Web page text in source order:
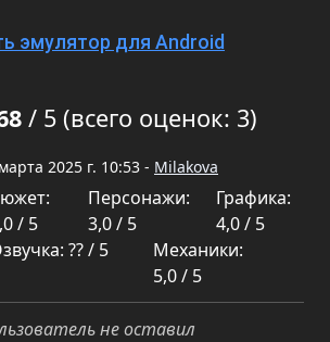
эмулятор для Android
/ 5 (всего оценок: 3)
2025 г. 10:53 - Milakova
/ 5
Персонажи:
3,0 / 5
Графика:
4,0 / 5
?? / 5
Механики:
5,0 / 5
не оставил